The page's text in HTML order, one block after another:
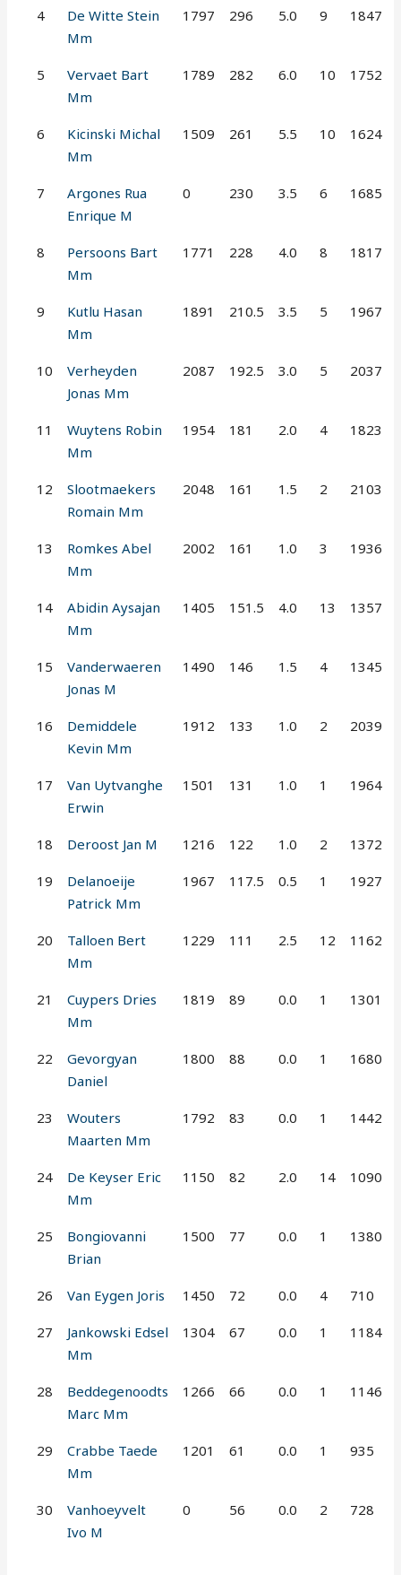
4
De Witte Stein
Mm
1797 296 5.0 9 1847
5
Vervaet Bart
Mm
1789 282 6.0 10 1752
6
Kicinski Michal
Mm
1509 261 5.5 10 1624
7
Argones Rua
Enrique M
0 230 3.5 6 1685
8
Persoons Bart
Mm
1771 228 4.0 8 1817
9
Kutlu Hasan
Mm
1891 210.5 3.5 5 1967
10
Verheyden
Jonas Mm
2087 192.5 3.0 5 2037
11
Wuytens Robin
Mm
1954 181 2.0 4 1823
12
Slootmaekers
Romain Mm
2048 161 1.5 2 2103
13
Romkes Abel
Mm
2002 161 1.0 3 1936
14
Abidin Aysajan
Mm
1405 151.5 4.0 13 1357
15
Vanderwaeren
Jonas M
1490 146 1.5 4 1345
16
Demiddele
Kevin Mm
1912 133 1.0 2 2039
17
Van Uytvanghe
Erwin
1501 131 1.0 1 1964
18 Deroost Jan M 1216 122 1.0 2 1372
19
Delanoeije
Patrick Mm
1967 117.5 0.5 1 1927
20
Talloen Bert
Mm
1229 111 2.5 12 1162
21
Cuypers Dries
Mm
1819 89 0.0 1 1301
22
Gevorgyan
Daniel
1800 88 0.0 1 1680
23
Wouters
Maarten Mm
1792 83 0.0 1 1442
24
De Keyser Eric
Mm
1150 82 2.0 14 1090
25
Bongiovanni
Brian
1500 77 0.0 1 1380
26 Van Eygen Joris 1450 72 0.0 4 710
27
Jankowski Edsel
Mm
1304 67 0.0 1 1184
28
Beddegenoodts
Marc Mm
1266 66 0.0 1 1146
29
Crabbe Taede
Mm
1201 61 0.0 1 935
30
Vanhoeyvelt
Ivo M
0 56 0.0 2 728